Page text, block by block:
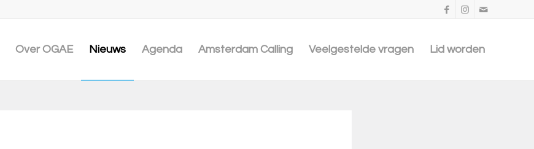
Over OGAE Nieuws Agenda Amsterdam Calling Veelgestelde vragen Lid worden